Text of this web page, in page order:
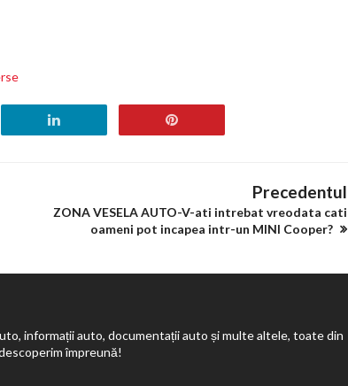
Precedentul
ZONA VESELA AUTO-V-ati intrebat vreodata cati
oameni pot incapea intr-un MINI Cooper?
informații auto, documentații auto și multe altele, toate din
împreună!